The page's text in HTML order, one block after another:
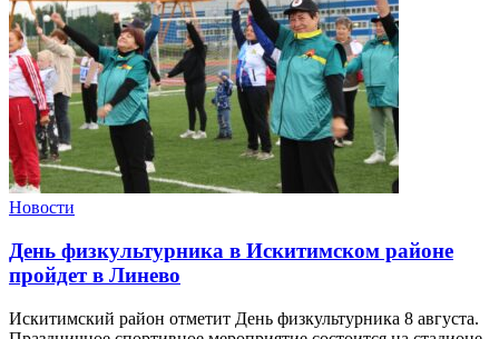
Новости
День физкультурника в Искитимском районе
пройдет в Линево
Искитимский район отметит День физкультурника 8 августа.